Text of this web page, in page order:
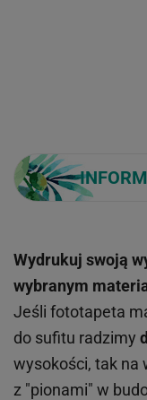
Wydrukuj swoją
wybranym
Jeśli fototapeta
do sufitu radzimy
wysokości, tak na
z "pionami" w